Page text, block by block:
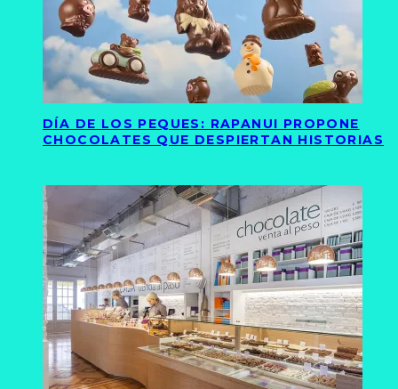
DÍA DE LOS PEQUES: RAPANUI PROPONE
CHOCOLATES QUE DESPIERTAN HISTORIAS